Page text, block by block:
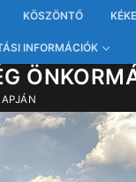
KÖSZÖNTŐ
INFORMÁCIÓK